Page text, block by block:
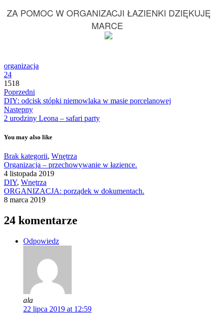
ZA POMOC W ORGANIZACJI ŁAZIENKI DZIĘKUJĘ
MARCE
organizacja
24
1518
Poprzedni
DIY: odcisk stópki niemowlaka w masie porcelanowej
Następny
2 urodziny Leona – safari party
You may also like
Brak kategorii, Wnętrza
Organizacja – przechowywanie w łazience.
4 listopada 2019
DIY, Wnętrza
ORGANIZACJA: porządek w dokumentach.
8 marca 2019
24 komentarze
Odpowiedz
ala
22 lipca 2019 at 12:59